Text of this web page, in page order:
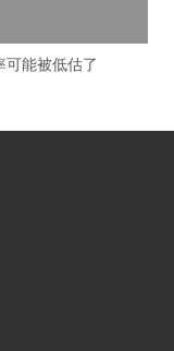
可能被低估了